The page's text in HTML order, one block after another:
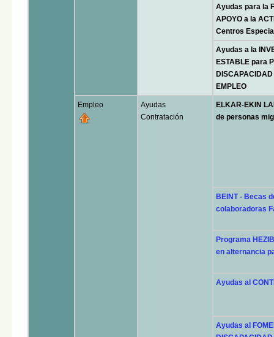
Ayudas para la
APOYO a la
Centros
Ayudas a la
ESTABLE para
EMPLEO
Empleo
Ayudas
Contratación
ELKAR-EKIN
de personas
BEINT - Becas
colaboradoras
Programa
en alternancia
Ayudas al
Ayudas al